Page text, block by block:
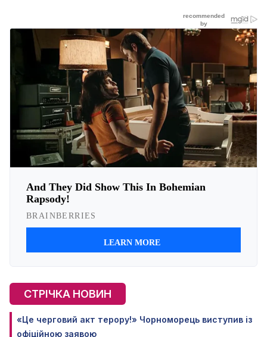
СТРІЧКА НОВИН
«Це черговий акт терору!» Чорноморець виступив із
офіційною заявою